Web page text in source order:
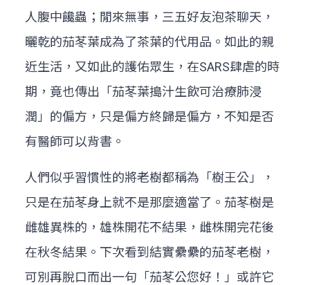
人腹中饞蟲；閒來無事，三五好友泡茶聊天，
曬乾的茄苳葉成為了茶葉的代用品。如此的親
近生活，又如此的護佑眾生，在SARS肆虐的時
期，竟也傳出「茄苳葉搗汁生飲可治療肺浸
潤」的偏方，只是偏方終歸是偏方，不知是否
有醫師可以背書。
人們似乎習慣性的將老樹都稱為「樹王公」，
只是在茄苳身上就不是那麼適當了。茄苳樹是
雌雄異株的，雄株開花不結果，雌株開完花後
在秋冬結果。下次看到結實纍纍的茄苳老樹，
可別再脫口而出一句「茄苳公您好！」或許它